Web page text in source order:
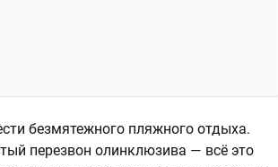
безмятежного пляжного отдыха.
перезвон олинклюзива — всё это